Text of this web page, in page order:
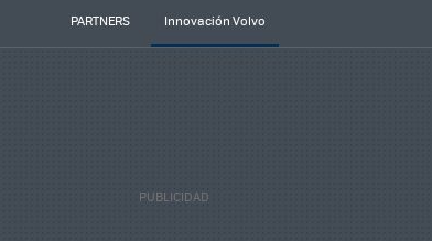
PARTNERS Innovación Volvo